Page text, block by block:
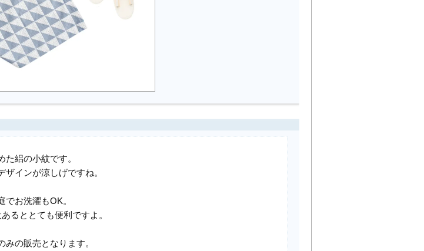
絽の小紋です。
インが涼しげですね。
お洗濯もOK。
るととても便利ですよ。
の販売となります。